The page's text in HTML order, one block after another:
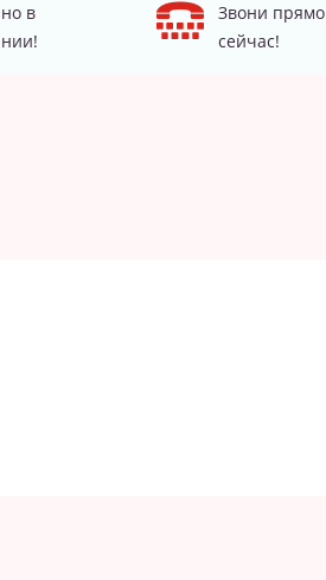
в
Звони прямо
сейчас!